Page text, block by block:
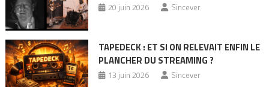
20 juin 2026 Sincever
TAPEDECK : ET SI ON RELEVAIT ENFIN LE
PLANCHER DU STREAMING ?
13 juin 2026 Sincever